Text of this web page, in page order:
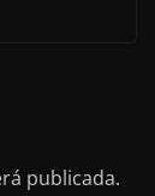
publicada.